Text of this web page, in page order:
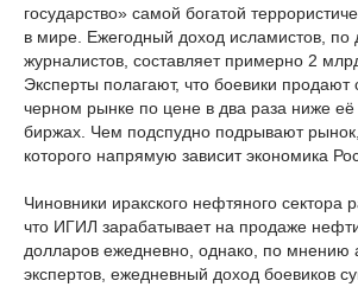
государство» самой богатой
в мире. Ежегодный доход исламистов, по
журналистов, составляет примерно 2
Эксперты полагают, что боевики
черном рынке по цене в два раза ниже её
биржах. Чем подспудно подрывают
которого напрямую зависит экономика
Чиновники иракского нефтяного сектора
что ИГИЛ зарабатывает на продаже
долларов ежедневно, однако, по мнению
экспертов, ежедневный доход боевиков